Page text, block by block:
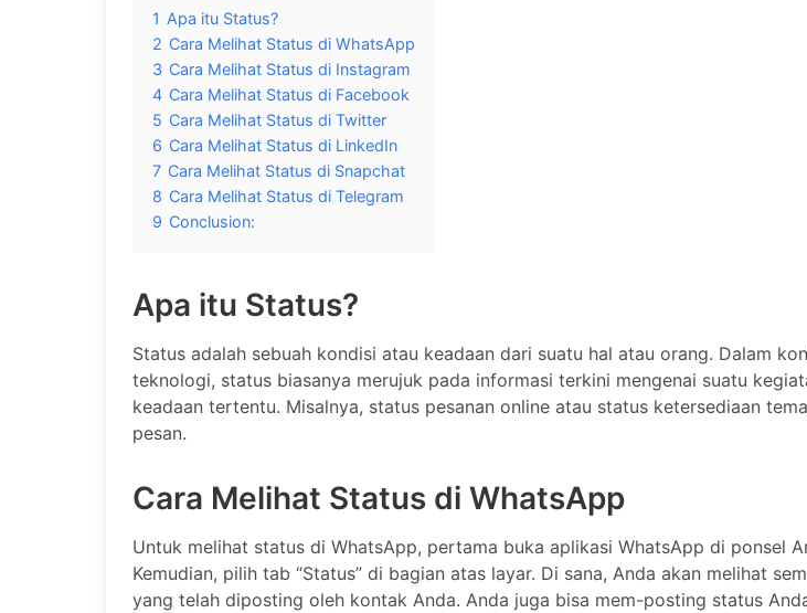
1 Apa itu Status?
2 Cara Melihat Status di WhatsApp
3 Cara Melihat Status di Instagram
4 Cara Melihat Status di Facebook
5 Cara Melihat Status di Twitter
6 Cara Melihat Status di LinkedIn
7 Cara Melihat Status di Snapchat
8 Cara Melihat Status di Telegram
9 Conclusion:
Apa itu Status?
Status adalah sebuah kondisi atau keadaan dari suatu hal atau orang. Dalam
teknologi, status biasanya merujuk pada informasi terkini mengenai suatu
keadaan tertentu. Misalnya, status pesanan online atau status ketersediaan
pesan.
Cara Melihat Status di WhatsApp
Untuk melihat status di WhatsApp, pertama buka aplikasi WhatsApp di ponsel
Kemudian, pilih tab “Status” di bagian atas layar. Di sana, Anda akan melihat
yang telah diposting oleh kontak Anda. Anda juga bisa mem-posting status